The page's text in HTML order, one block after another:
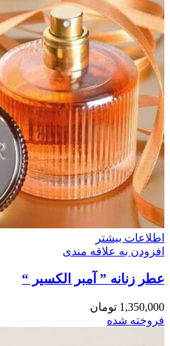
اطلاعات بیشتر
افزودن به علاقه مندی
عطر زنانه ” آمبر الکسیر “
1,350,000 تومان
فروخته شده